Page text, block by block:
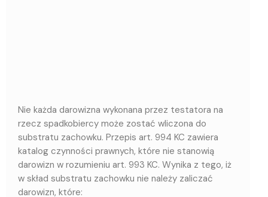
Nie każda darowizna wykonana przez testatora na
rzecz spadkobiercy może zostać wliczona do
substratu zachowku. Przepis art. 994 KC zawiera
katalog czynności prawnych, które nie stanowią
darowizn w rozumieniu art. 993 KC. Wynika z tego, iż
w skład substratu zachowku nie należy zaliczać
darowizn, które: